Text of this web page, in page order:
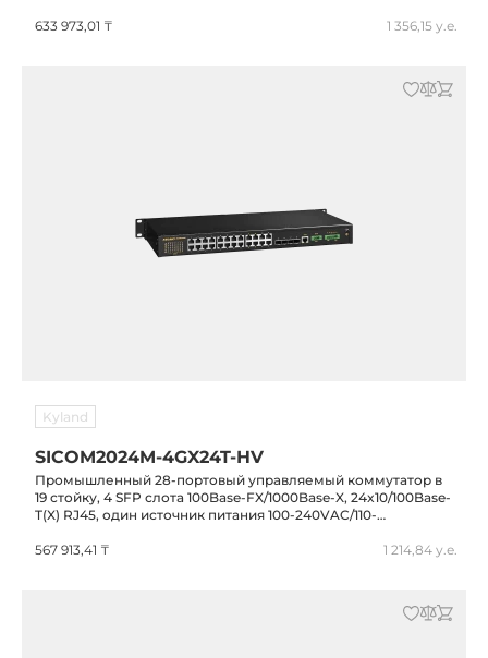
633 973,01 ₸
1 356,15 у.е.
Kyland
SICOM2024M-4GX24T-HV
Промышленный 28-портовый управляемый коммутатор в
19 стойку, 4 SFP слота 100Base-FX/1000Base-X, 24x10/100Base-
T(X) RJ45, один источник питания 100-240VAC/110-
567 913,41 ₸
1 214,84 у.е.